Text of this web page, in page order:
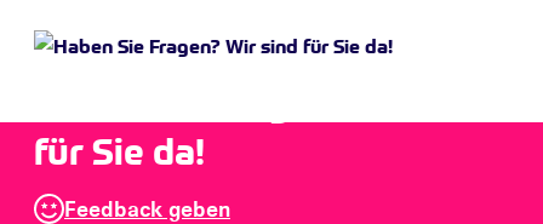
für Sie da!
Feedback geben